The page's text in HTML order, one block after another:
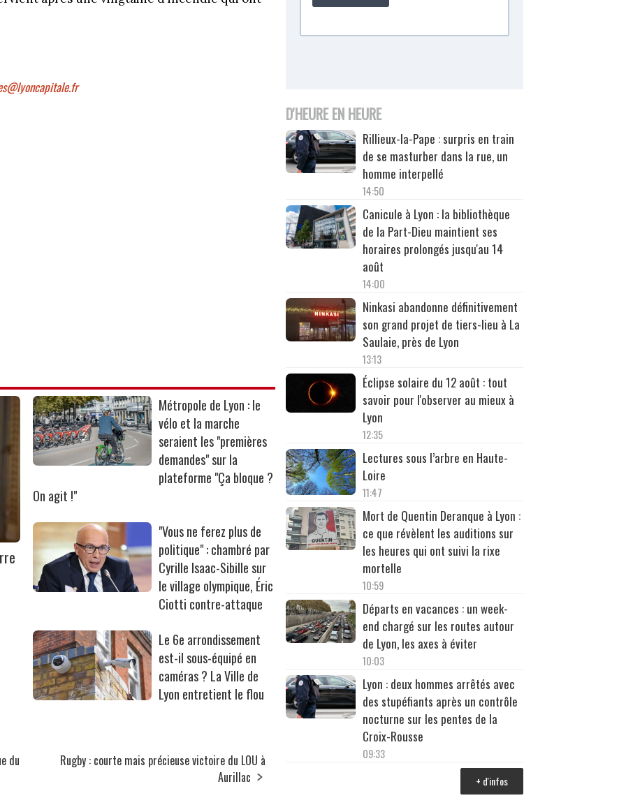
Métropole de Lyon : le
vélo et la marche
seraient les "premières
demandes" sur la
plateforme "Ça bloque ?
On agit !"
"Vous ne ferez plus de
politique" : chambré par
Cyrille Isaac-Sibille sur
le village olympique, Éric
Ciotti contre-attaque
Le 6e arrondissement
est-il sous-équipé en
caméras ? La Ville de
Lyon entretient le flou
du
Rugby : courte mais précieuse victoire du LOU à
Aurillac
D'HEURE EN HEURE
Rillieux-la-Pape : surpris en train
de se masturber dans la rue, un
homme interpellé
14:50
Canicule à Lyon : la bibliothèque
de la Part-Dieu maintient ses
horaires prolongés jusqu'au 14
août
14:00
Ninkasi abandonne définitivement
son grand projet de tiers-lieu à La
Saulaie, près de Lyon
13:13
Éclipse solaire du 12 août : tout
savoir pour l'observer au mieux à
Lyon
12:35
Lectures sous l’arbre en Haute-
Loire
11:47
Mort de Quentin Deranque à Lyon :
ce que révèlent les auditions sur
les heures qui ont suivi la rixe
mortelle
10:59
Départs en vacances : un week-
end chargé sur les routes autour
de Lyon, les axes à éviter
10:03
Lyon : deux hommes arrêtés avec
des stupéfiants après un contrôle
nocturne sur les pentes de la
Croix-Rousse
09:33
+ d'infos